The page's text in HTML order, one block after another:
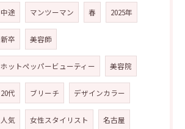
中途 マンツーマン 春 2025年
新卒 美容師
ホットペッパービューティー 美容院
20代 ブリーチ デザインカラー
人気 女性スタイリスト 名古屋